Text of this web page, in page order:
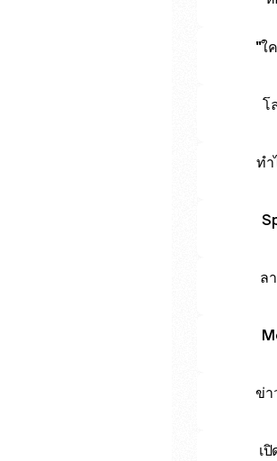
"ใ
โ
ทำ
Spot on กา
ล
ข่า
เ